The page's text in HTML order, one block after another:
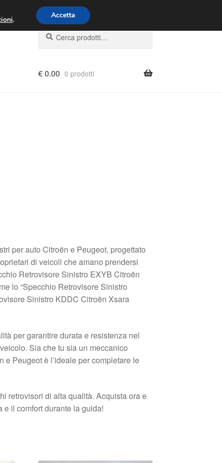
- 16:00 800 580 290
Cerca:
Cerca
€0.00 0 prodotti
per auto Citroën e Peugeot, progettato
di veicoli che amano prendersi
Retrovisore Sinistro EXYB Citroën
lo “Specchio Retrovisore Sinistro
Sinistro KDDC Citroën Xsara
per garantire durata e resistenza nel
Sia che tu sia un meccanico
Peugeot è l’ideale per completare le
retrovisori di alta qualità. Acquista ora e
il comfort durante la guida!
. Accetta